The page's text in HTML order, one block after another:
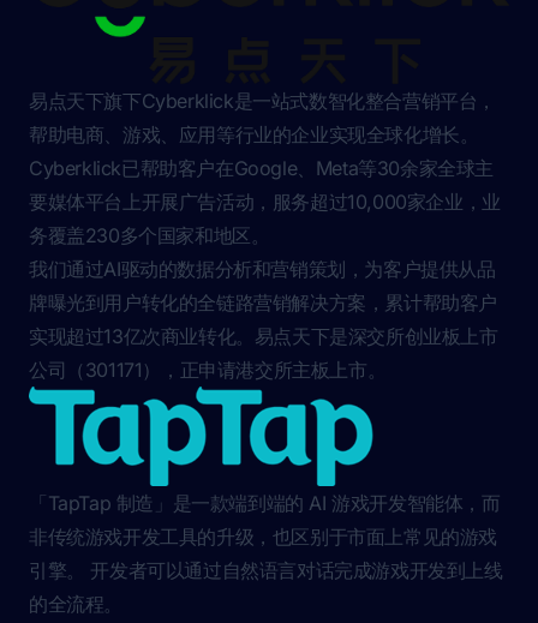
易点天下旗下Cyberklick是一站式数智化整合营销平台，
帮助电商、游戏、应用等行业的企业实现全球化增长。
Cyberklick已帮助客户在Google、Meta等30余家全球主
要媒体平台上开展广告活动，服务超过10,000家企业，业
务覆盖230多个国家和地区。
我们通过AI驱动的数据分析和营销策划，为客户提供从品
牌曝光到用户转化的全链路营销解决方案，累计帮助客户
实现超过13亿次商业转化。易点天下是深交所创业板上市
公司（301171），正申请港交所主板上市。
「TapTap 制造」是一款端到端的 AI 游戏开发智能体，而
非传统游戏开发工具的升级，也区别于市面上常见的游戏
引擎。 开发者可以通过自然语言对话完成游戏开发到上线
的全流程。